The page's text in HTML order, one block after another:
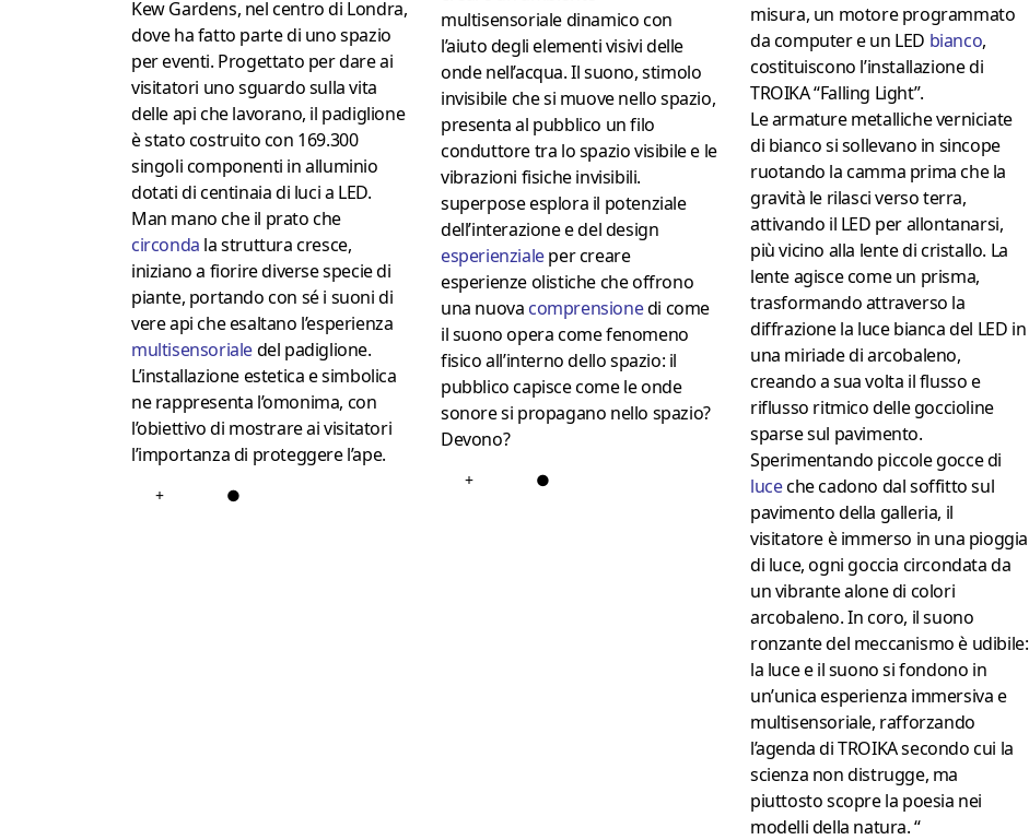
Kew Gardens, nel centro di Londra,
dove ha fatto parte di uno spazio
per eventi. Progettato per dare ai
visitatori uno sguardo sulla vita
delle api che lavorano, il padiglione
è stato costruito con 169.300
singoli componenti in alluminio
dotati di centinaia di luci a LED.
Man mano che il prato che
circonda la struttura cresce,
iniziano a fiorire diverse specie di
piante, portando con sé i suoni di
vere api che esaltano l’esperienza
multisensorialedel padiglione.
L’installazione estetica e simbolica
ne rappresenta l’omonima, con
l’obiettivo di mostrare ai visitatori
l’importanza di proteggere l’ape.
+ ●
multisensoriale dinamico con
l’aiuto degli elementi visivi delle
onde nell’acqua. Il suono, stimolo
invisibile che si muove nello spazio,
presenta al pubblico un filo
conduttore tra lo spazio visibile e le
vibrazioni fisiche invisibili.
superpose esplora il potenziale
dell’interazione e del design
esperienzialeper creare
esperienze olistiche che offrono
una nuova comprensionedi come
il suono opera come fenomeno
fisico all’interno dello spazio: il
pubblico capisce come le onde
sonore si propagano nello spazio?
Devono?
+ ●
misura, un motore programmato
da computer e un LED bianco,
costituiscono l’installazione di
TROIKA “Falling Light”.
Le armature metalliche verniciate
di bianco si sollevano in sincope
ruotando la camma prima che la
gravità le rilasci verso terra,
attivando il LED per allontanarsi,
più vicino alla lente di cristallo. La
lente agisce come un prisma,
trasformando attraverso la
diffrazione la luce bianca del LED in
una miriade di arcobaleno,
creando a sua volta il flusso e
riflusso ritmico delle goccioline
sparse sul pavimento.
Sperimentando piccole gocce di
luceche cadono dal soffitto sul
pavimento della galleria, il
visitatore è immerso in una pioggia
di luce, ogni goccia circondata da
un vibrante alone di colori
arcobaleno. In coro, il suono
ronzante del meccanismo è udibile:
la luce e il suono si fondono in
un’unica esperienza immersiva e
multisensoriale, rafforzando
l’agenda di TROIKA secondo cui la
scienza non distrugge, ma
piuttosto scopre la poesia nei
modelli della natura. “